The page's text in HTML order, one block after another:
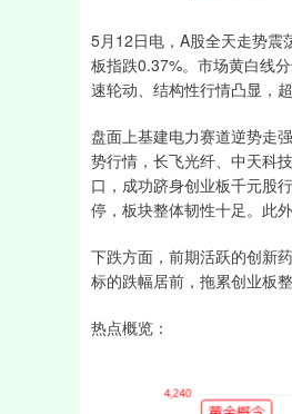
5月12日电，A股全天走势震
板指跌0.37%。市场黄白线
速轮动、结构性行情凸显，
盘面上基建电力赛道逆势走
势行情，长飞光纤、中天科
口，成功跻身创业板千元股
停，板块整体韧性十足。此
下跌方面，前期活跃的创新
标的跌幅居前，拖累创业板整
热点概览：